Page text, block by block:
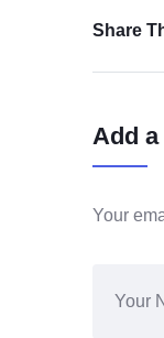
Share
Add
Your